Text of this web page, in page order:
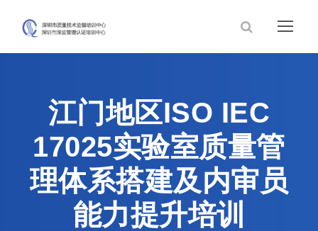
江门地区ISO IEC
17025实验室质量管
理体系搭建及内审员
能力提升培训